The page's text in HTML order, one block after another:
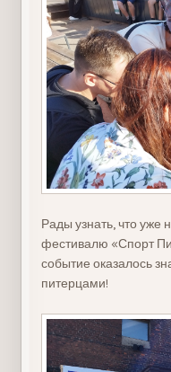
Рады узнать, что уже
фестивалю «Спорт
событие оказалось
питерцами!